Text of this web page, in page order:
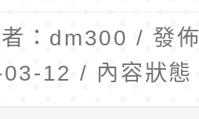
：dm300 / 發
12 / 內容狀態